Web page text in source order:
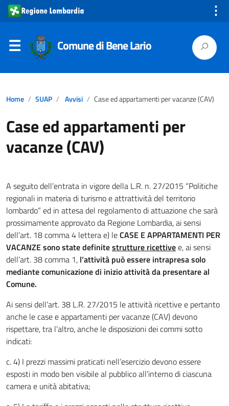
⋮
Comune di Bene Lario
Home SUAP Avvisi Case ed appartamenti per vacanze (CAV)
Case ed appartamenti per
vacanze (CAV)
A seguito dell’entrata in vigore della L.R. n. 27/2015 “Politiche
regionali in materia di turismo e attrattività del territorio
lombardo” ed in attesa del regolamento di attuazione che sarà
prossimamente approvato da Regione Lombardia, ai sensi
dell’art. 18 comma 4 lettera e) leCASE E APPARTAMENTI PER
VACANZE sono state definitestrutture ricettivee, ai sensi
dell’art. 38 comma 1, l’attività può essere intrapresa solo
mediante comunicazione di inizio attività da presentare al
Comune.
Ai sensi dell’art. 38 L.R. 27/2015 le attività ricettive e pertanto
anche le case e appartamenti per vacanze (CAV) devono
rispettare, tra l’altro, anche le disposizioni dei commi sotto
indicati:
c. 4) I prezzi massimi praticati nell’esercizio devono essere
esposti in modo ben visibile al pubblico all’interno di ciascuna
camera e unità abitativa;